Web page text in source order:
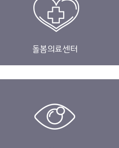
돌봄의료센터